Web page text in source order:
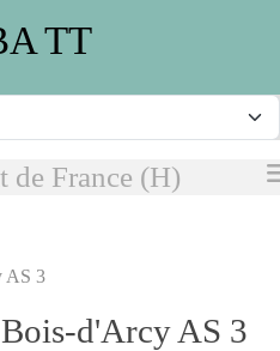
TT
de France (H)
AS 3
d'Arcy AS 3